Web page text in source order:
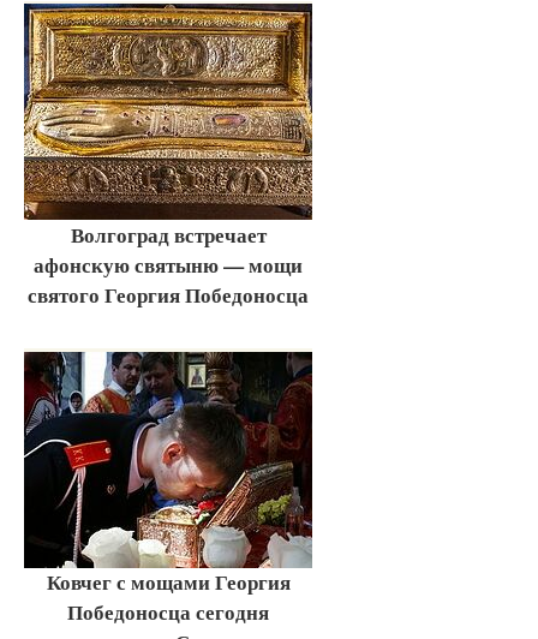
Волгоград встречает
афонскую святыню — мощи
святого Георгия Победоносца
Ковчег с мощами Георгия
Победоносца сегодня